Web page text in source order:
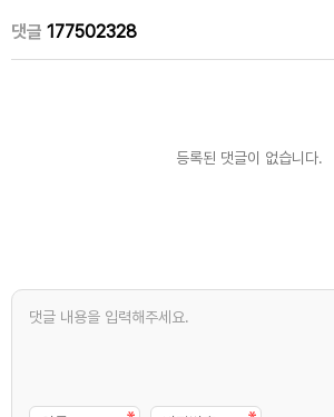
댓글 177502328
등록된 댓글이 없습니다.